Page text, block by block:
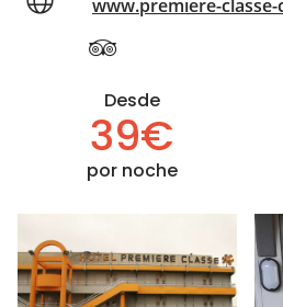
www.premiere-
Desde
39€
por noche